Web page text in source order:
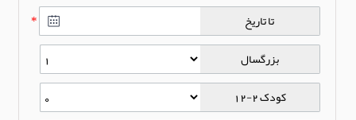
تا تاریخ
*
بزرگسال
کودک 2-12